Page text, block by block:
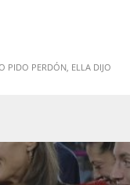
PIDO PERDÓN, ELLA DIJO